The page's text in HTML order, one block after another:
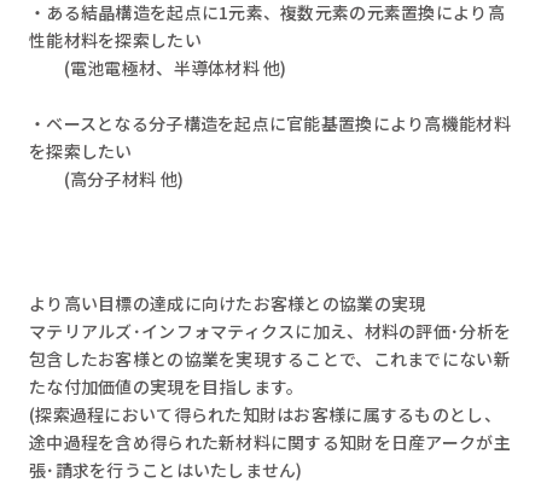
・ある結晶構造を起点に1元素、複数元素の元素置換により高
性能材料を探索したい
(電池電極材、半導体材料 他)
・ベースとなる分子構造を起点に官能基置換により高機能材料
を探索したい
(高分子材料 他)
より高い目標の達成に向けたお客様との協業の実現
マテリアルズ･インフォマティクスに加え、材料の評価･分析を
包含したお客様との協業を実現することで、これまでにない新
たな付加価値の実現を目指します。
(探索過程において得られた知財はお客様に属するものとし、
途中過程を含め得られた新材料に関する知財を日産アークが主
張･請求を行うことはいたしません)